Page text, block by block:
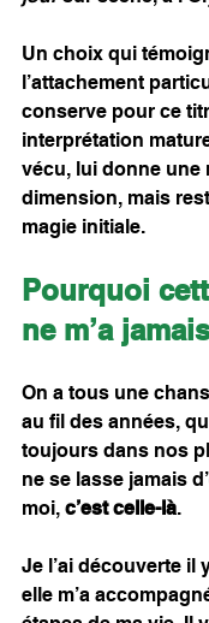
Un choix qui
l’attachement
conserve pour ce
interprétation
vécu, lui donne une
dimension, mais
magie initiale.
Pourquoi
ne m’a
On a tous une
au fil des années,
toujours dans nos
ne se lasse jamais
moi, c’est celle-là.
Je l’ai découverte il
elle m’a